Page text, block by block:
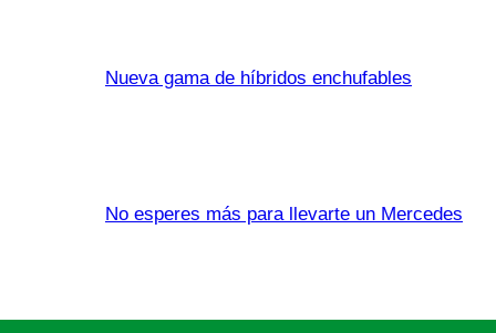
Nueva gama de híbridos enchufables
No esperes más para llevarte un Mercedes